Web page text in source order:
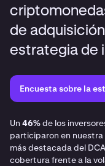
de
estrategia de
Encuesta sobre la
Un 46%de los
participaron en
más destacada del
cobertura frente a la